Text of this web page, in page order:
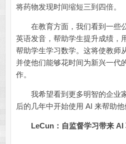
将药物发现时间缩短三到四倍。
在教育方面，我们看到一些
英语发音，帮助学生提升成绩，
帮助学生学习数学。这将使教师
并使他们能够花时间为新兴一代
作。
我希望看到更多明智的企业家
后的几年中开始使用 AI 来帮助他
LeCun：自监督学习带来 AI